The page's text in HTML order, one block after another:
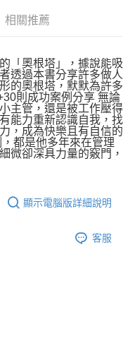
相關推薦
「奧根塔」，據說能吸
透過本書分享許多做人
的奧根塔，默默為許多
則成功案例分享 無論
主管，還是被工作壓得
能力重新認識自我，找
，成為快樂且有自信的
都是他多年來在管理
微卻深具力量的竅門，
顯示電腦版詳細說明
客服